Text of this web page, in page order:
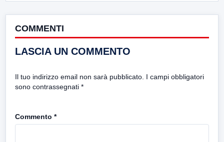
COMMENTI
LASCIA UN COMMENTO
Il tuo indirizzo email non sarà pubblicato. I campi obbligatori
sono contrassegnati *
Commento *